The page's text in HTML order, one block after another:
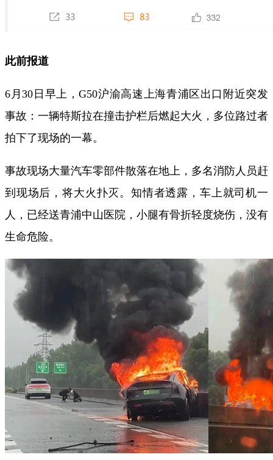
此前报道
6月30日早上，G50沪渝高速上海青浦区出口附近突发
事故：一辆特斯拉在撞击护栏后燃起大火，多位路过者
拍下了现场的一幕。
事故现场大量汽车零部件散落在地上，多名消防人员赶
到现场后，将大火扑灭。知情者透露，车上就司机一
人，已经送青浦中山医院，小腿有骨折轻度烧伤，没有
生命危险。